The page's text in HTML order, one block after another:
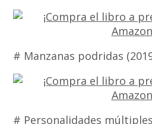
# Manzanas podridas
# Personalidades